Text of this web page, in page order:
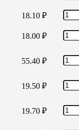
18.10 ₽
18.00 ₽
55.40 ₽
19.50 ₽
19.70 ₽